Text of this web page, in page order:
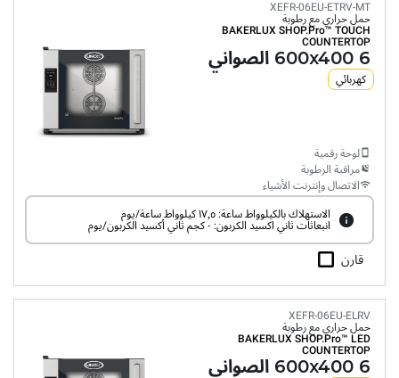
XEFR-06EU-ETRV-MT
حمل حراري مع رطوبة
BAKERLUX SHOP.Pro™ TOUCH
COUNTERTOP
6 600x400 الصواني
كهربائي
لوحة رقمية
مراقبة الرطوبة
الاتصال وإنترنت الأشياء
الاستهلاك بالكيلوواط ساعة: ١٧٫٥ كيلوواط ساعة/يوم
انبعاثات ثاني اكسيد الكربون: ٠ كجم ثاني أكسيد الكربون/يوم
قارن
XEFR-06EU-ELRV
حمل حراري مع رطوبة
BAKERLUX SHOP.Pro™ LED
COUNTERTOP
6 600x400 الصواني